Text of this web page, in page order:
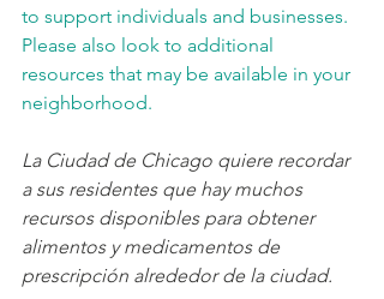
to support individuals and businesses.
Please also look to additional
resources that may be available in your
neighborhood.
La Ciudad de Chicago quiere recordar
a sus residentes que hay muchos
recursos disponibles para obtener
alimentos y medicamentos de
prescripción alrededor de la ciudad.